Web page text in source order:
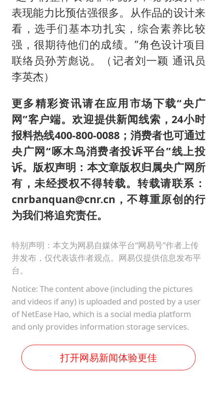
表现能力比预估强很多。从作品的设计来
看，选手们基本功扎实，综合素养比较
强，很期待他们的成绩。”角色设计项目
联络员孙芳彪说。（记者刘一颖 通讯员
李英杰）
更多精彩资讯请在应用市场下载“央广
网”客户端。欢迎提供新闻线索，24小时
报料热线400-800-0088；消费者也可通过
央广网“啄木鸟消费者投诉平台”线上投
诉。版权声明：本文章版权归属央广网所
有，未经授权不得转载。转载请联系：
cnrbanquan@cnr.cn，不尊重原创的行
为我们将追究责任。
特别声明：本文为网易自媒体平台“网易号”作者上传
并发布，仅代表该作者观点。网易仅提供信息发布平
台。
Notice: The content above (including the pictures
and videos if any) is uploaded and posted by a user
of NetEase Hao, which is a social media platform
and only provides information storage services.
打开网易新闻体验更佳